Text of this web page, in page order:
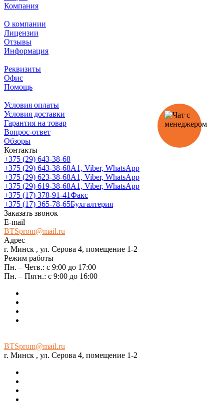
Компания
О компании
Лицензии
Отзывы
Информация
Реквизиты
Офис
Помощь
Условия оплаты
Условия доставки
Гарантия на товар
Вопрос-ответ
Обзоры
Контакты
+375 (29) 643-38-68
+375 (29) 643-38-68А1, Viber, WhatsApp
+375 (29) 623-38-68А1, Viber, WhatsApp
+375 (29) 619-38-68А1, Viber, WhatsApp
+375 (17) 378-91-41Факс
+375 (17) 365-78-65Бухгалтерия
Заказать звонок
E-mail
BTSprom@mail.ru
Адрес
г. Минск , ул. Серова 4, помещение 1-2
Режим работы
Пн. – Четв.: с 9:00 до 17:00
Пн. – Пятн.: с 9:00 до 16:00
BTSprom@mail.ru
г. Минск , ул. Серова 4, помещение 1-2